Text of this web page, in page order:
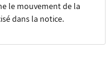
le mouvement de la
dans la notice.